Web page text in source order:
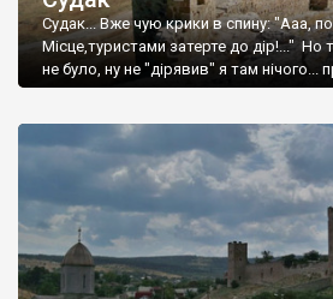
Судак... Вже чую крики в спину: "Ааа,
Місце,туристами затерте до дір!..."
не було, ну не "дірявив" я там нічого...